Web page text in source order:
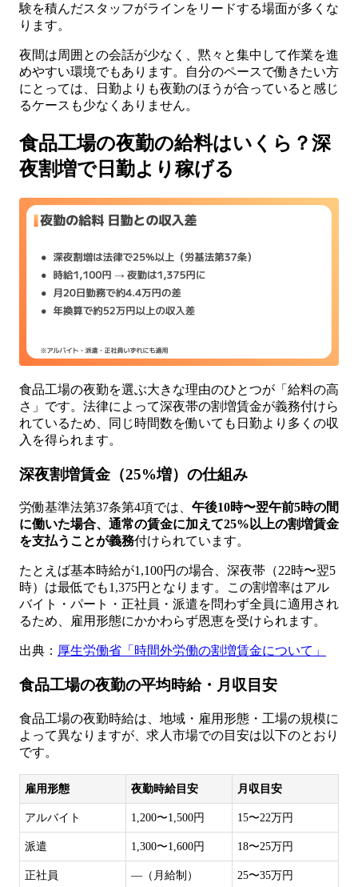
験を積んだスタッフがラインをリードする場面が多くな
ります。
夜間は周囲との会話が少なく、黙々と集中して作業を進
めやすい環境でもあります。自分のペースで働きたい方
にとっては、日勤よりも夜勤のほうが合っていると感じ
るケースも少なくありません。
食品工場の夜勤の給料はいくら？深
夜割増で日勤より稼げる
食品工場の夜勤を選ぶ大きな理由のひとつが「給料の高
さ」です。法律によって深夜帯の割増賃金が義務付けら
れているため、同じ時間数を働いても日勤より多くの収
入を得られます。
深夜割増賃金（25%増）の仕組み
労働基準法第37条第4項では、 午後10時〜翌午前5時の間
に働いた場合、通常の賃金に加えて25%以上の割増賃金
を支払うことが義務付けられています。
たとえば基本時給が1,100円の場合、深夜帯（22時〜翌5
時）は最低でも1,375円となります。この割増率はアル
バイト・パート・正社員・派遣を問わず全員に適用され
るため、雇用形態にかかわらず恩恵を受けられます。
出典： 厚生労働省「時間外労働の割増賃金について」
食品工場の夜勤の平均時給・月収目安
食品工場の夜勤時給は、地域・雇用形態・工場の規模に
よって異なりますが、求人市場での目安は以下のとおり
です。
雇用形態 夜勤時給目安 月収目安
アルバイト 1,200〜1,500円 15〜22万円
派遣 1,300〜1,600円 18〜25万円
正社員 —（月給制） 25〜35万円